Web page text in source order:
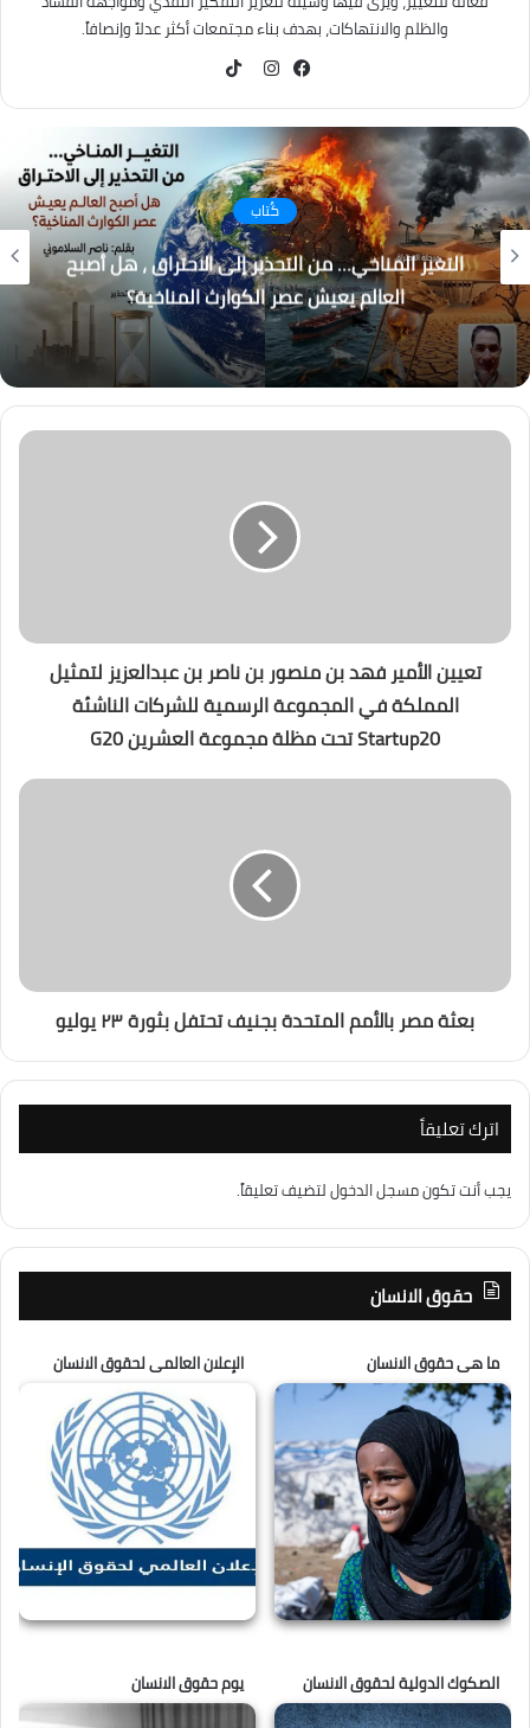
والظلم والانتهاكات، بهدف بناء مجتمعات أكثر عدلاً وإنصافاً.
كُتاب
التغير المناخي… من التحذير إلى الاحتراق ، هل أصبح
العالم يعيش عصر الكوارث المناخية؟
تعيين الأمير فهد بن منصور بن ناصر بن عبدالعزيز لتمثيل
المملكة في المجموعة الرسمية للشركات الناشئة
Startup20 تحت مظلة مجموعة العشرين G20
بعثة مصر بالأمم المتحدة بجنيف تحتفل بثورة ٢٣ يوليو
اترك تعليقاً
يجب أنت تكونمسجل الدخوللتضيف تعليقاً.
حقوق الانسان
ما هى حقوق الانسان الإعلان العالمى لحقوق الانسان
الصكوك الدولية لحقوق الانسان يوم حقوق الانسان